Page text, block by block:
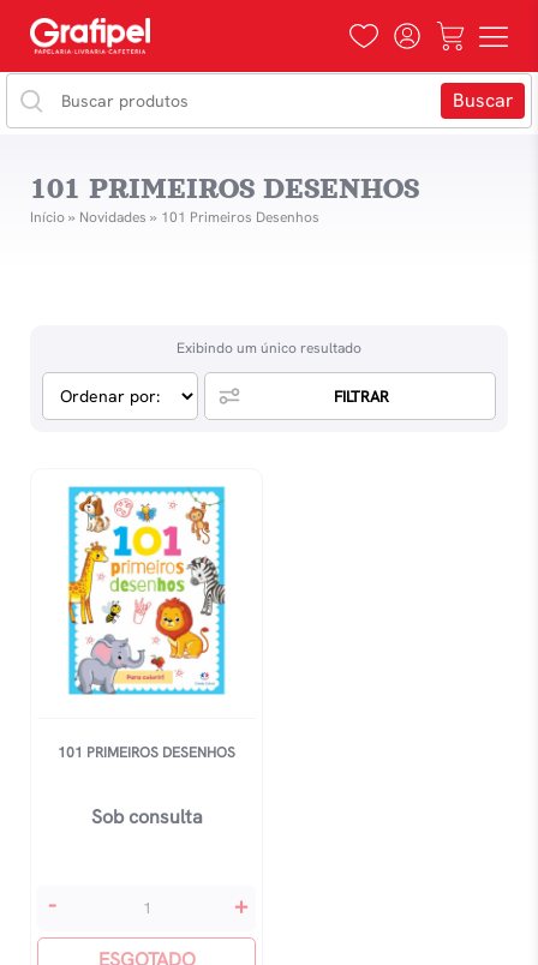
101 PRIMEIROS DESENHOS
Início» Novidades » 101 Primeiros Desenhos
Exibindo um único resultado
FILTRAR
101 PRIMEIROS DESENHOS
Sob consulta
101
Desenhos
- +
ESGOTADO